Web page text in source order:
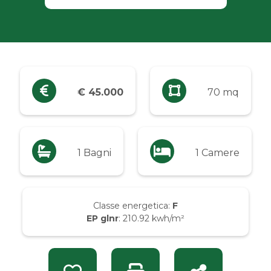
€ 45.000 70 mq
1 Bagni 1 Camere
Classe energetica: F
EP glnr: 210.92 kwh/m²
Prezzo
Qualsiasi
Fino a € 5.000
Da € 10.000 a € 20.000
Da € 20.000 a € 50.000